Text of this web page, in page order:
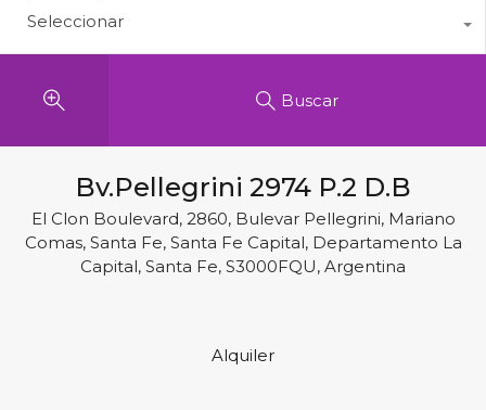
Seleccionar
Buscar
Bv.Pellegrini 2974 P.2 D.B
El Clon Boulevard, 2860, Bulevar Pellegrini, Mariano
Comas, Santa Fe, Santa Fe Capital, Departamento La
Capital, Santa Fe, S3000FQU, Argentina
Alquiler